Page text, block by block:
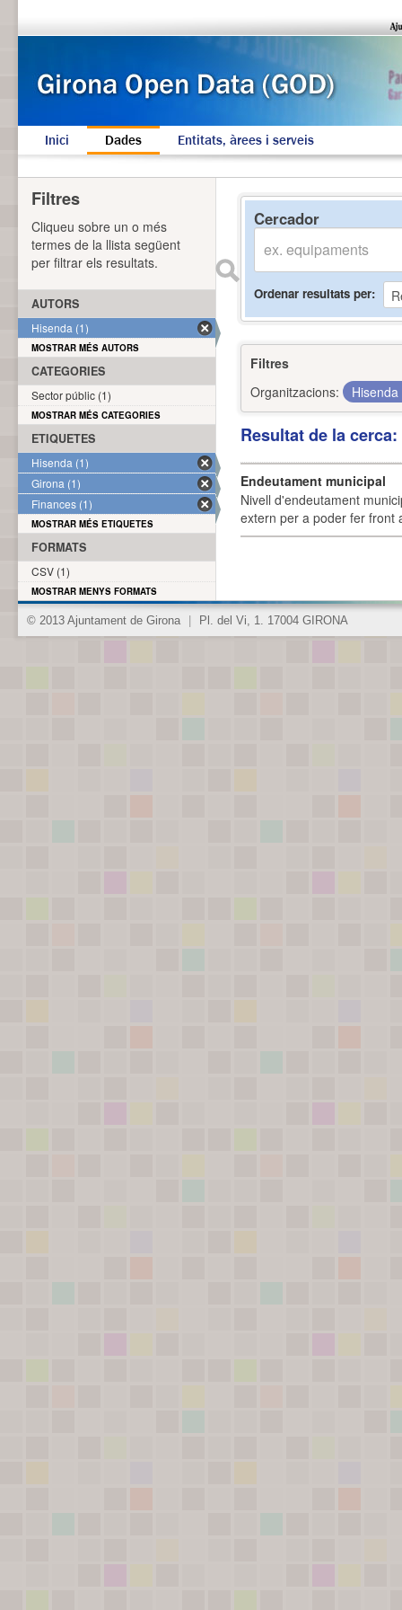
Inici Dades Entitats, àrees i serveis
Cercador
Ordenar resultats per
Filtres
Organitzacions:
Hisenda
Resultat de la
Endeutament municipal
Nivell d'endeutament
extern per a poder fer front
Filtres
Cliqueu sobre un o més
termes de la llista següent
per filtrar els resultats.
AUTORS
Hisenda (1)
MOSTRAR MÉS AUTORS
CATEGORIES
Sector públic (1)
MOSTRAR MÉS CATEGORIES
ETIQUETES
Hisenda (1)
Girona (1)
Finances (1)
MOSTRAR MÉS ETIQUETES
FORMATS
CSV (1)
MOSTRAR MENYS FORMATS
© 2013 Ajuntament de Girona Pl. del Vi, 1. 17004 GIRONA